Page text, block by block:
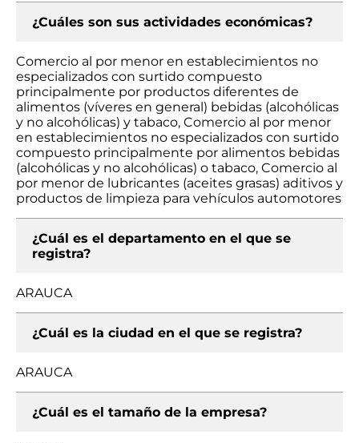
¿Cuáles son sus actividades económicas?
Comercio al por menor en establecimientos no
especializados con surtido compuesto
principalmente por productos diferentes de
alimentos (víveres en general) bebidas (alcohólicas
y no alcohólicas) y tabaco, Comercio al por menor
en establecimientos no especializados con surtido
compuesto principalmente por alimentos bebidas
(alcohólicas y no alcohólicas) o tabaco, Comercio al
por menor de lubricantes (aceites grasas) aditivos y
productos de limpieza para vehículos automotores
¿Cuál es el departamento en el que se
registra?
ARAUCA
¿Cuál es la ciudad en el que se registra?
ARAUCA
¿Cuál es el tamaño de la empresa?